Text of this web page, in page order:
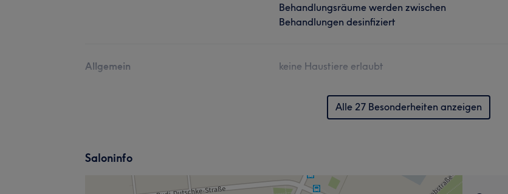
Behandlungsräume werden zwischen
Behandlungen desinfiziert
Allgemein keine Haustiere erlaubt
Alle 27 Besonderheiten anzeigen
Saloninfo